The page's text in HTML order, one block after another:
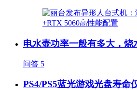
电水壶功率一般有多大，烧
问答 5
PS4/PS5蓝光游戏光盘寿命